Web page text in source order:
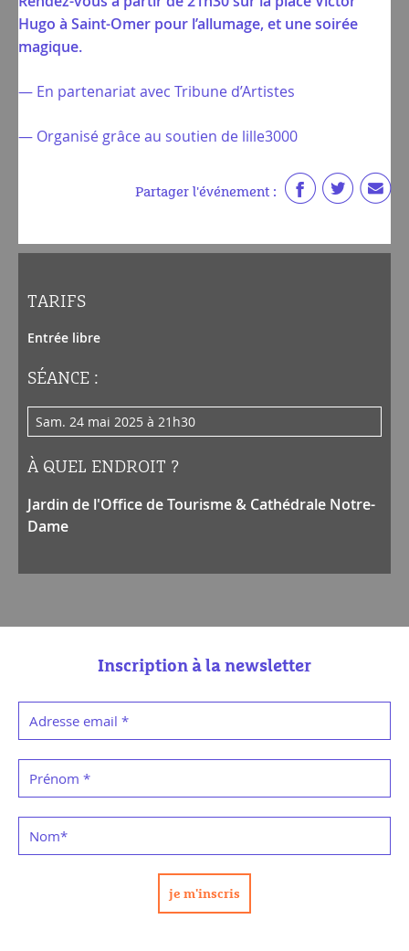
Hugo à Saint-Omer pour l’allumage, et une soirée
magique.
— En partenariat avec Tribune d’Artistes
— Organisé grâce au soutien de lille3000
Partager l'événement :
TARIFS
Entrée libre
SÉANCE :
sam. 24 mai 2025 à 21h30
À QUEL ENDROIT ?
Jardin de l'Office de Tourisme & Cathédrale Notre-
Dame
Inscription à la newsletter
Adresse email *
Prénom *
Nom*